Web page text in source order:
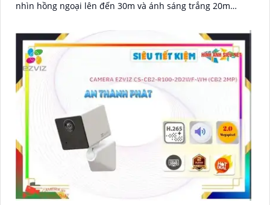
nhìn hồng ngoại lên đến 30m và ánh sáng trắng 20m
còn tích hợp tính năng phát hiện thông minh và cảnh báo
bằng còi và đèn chớp phù hợp cho công trình kho hàng,
nhà xưởng công trình